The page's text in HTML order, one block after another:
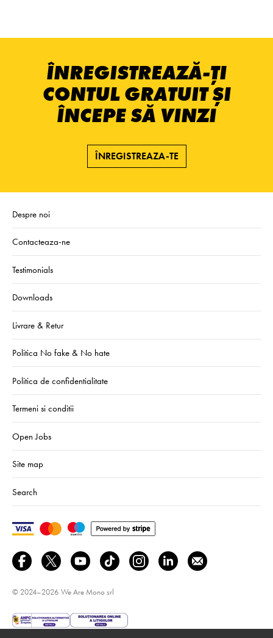
ÎNREGISTREAZĂ-ȚI
CONTUL GRATUIT ȘI
ÎNCEPE SĂ VINZI
ÎNREGISTREAZA-TE
Despre noi
Contacteaza-ne
Testimonials
Downloads
Livrare & Retur
Politica No fake & No hate
Politica de confidentialitate
Termeni si conditii
Open Jobs
Site map
Search
© 2024–2026 We Are Mono srl